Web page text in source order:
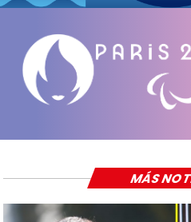
MÁS